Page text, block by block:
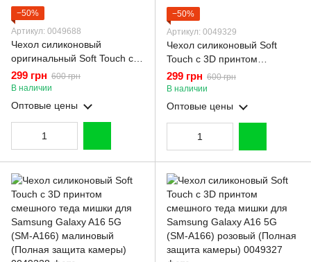
−50%
Артикул: 0049688
Чехол силиконовый
оригинальный Soft Touch с
3D принтом волшебной
минни маус для Samsung
Galaxy A16 5G (SM-A166)
бордовый (Полная защита
299 грн 600 грн
В наличии
Оптовые цены
−50%
Артикул: 0049329
Чехол силиконовый Soft
Touch с 3D принтом
смешного теда мишки для
Samsung Galaxy A16 5G
(SM-A166) малиновый
(Полная защита камеры)
299 грн 600 грн
В наличии
Оптовые цены